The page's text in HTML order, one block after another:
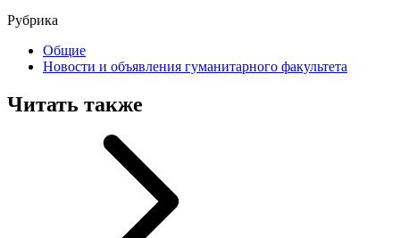
Рубрика
Общие
Новости и объявления гуманитарного факультета
Читать также